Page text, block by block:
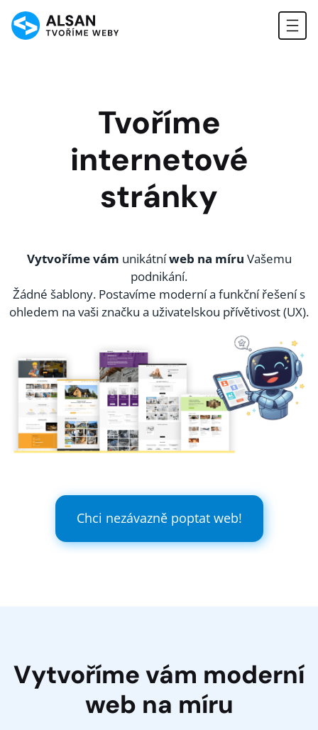
Tvoříme
internetové
stránky
Vytvoříme vám unikátníweb na míru Vašemu
podnikání.
Žádné šablony. Postavíme moderní a funkční řešení s
ohledem na vaši značku a uživatelskou přívětivost (UX).
Chci nezávazně poptat web!
Vytvoříme vám moderní
web na míru